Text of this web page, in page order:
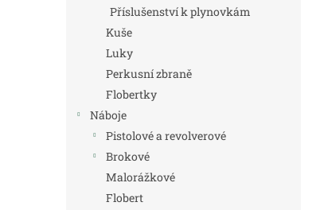
Příslušenství k plynovkám
Kuše
Luky
Perkusní zbraně
Flobertky
Náboje
Pistolové a revolverové
Brokové
Malorážkové
Flobert